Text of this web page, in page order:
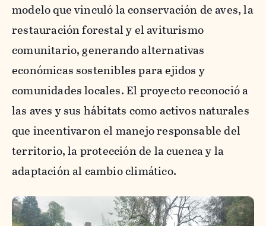
modelo que vinculó la conservación de aves, la
restauración forestal y el aviturismo
comunitario, generando alternativas
económicas sostenibles para ejidos y
comunidades locales. El proyecto reconoció a
las aves y sus hábitats como activos naturales
que incentivaron el manejo responsable del
territorio, la protección de la cuenca y la
adaptación al cambio climático.